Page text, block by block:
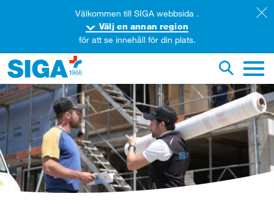
Växla
igenom denna webbsida
Välkommen till SIGA webbsida .
Välj en annan region
för att se innehåll för din plats.